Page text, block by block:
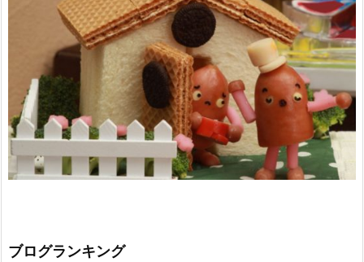
ブログランキング